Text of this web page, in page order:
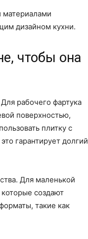
материалами
дизайном кухни.
чтобы она
рабочего фартука
поверхностью,
плитку с
гарантирует долгий
Для маленькой
создают
такие как